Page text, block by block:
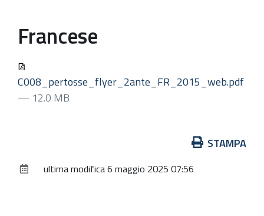
Francese
C008_pertosse_flyer_2ante_FR_2015_web.pdf
— 12.0 MB
documento
STAMPA
ultima modifica6 maggio 2025 07:56